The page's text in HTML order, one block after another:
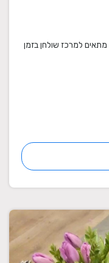
למרכז שולחן בזמן